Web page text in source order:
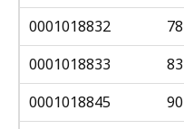
0001018832
78
0001018833
83
0001018845
90